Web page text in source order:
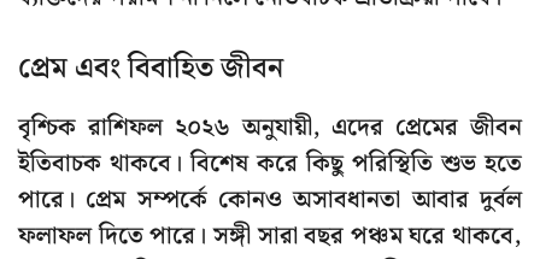
প্রেম এবং বিবাহিত জীবন
বৃশ্চিক রাশিফল ২০২৬ অনুযায়ী, এদের প্রেমের জীবন
ইতিবাচক থাকবে। বিশেষ করে কিছু পরিস্থিতি শুভ হতে
পারে। প্রেম সম্পর্কে কোনও অসাবধানতা আবার দুর্বল
ফলাফল দিতে পারে। সঙ্গী সারা বছর পঞ্চম ঘরে থাকবে,